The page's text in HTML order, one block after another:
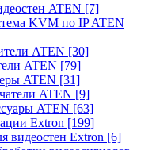
ATEN [7]
KVM по IP ATEN
ATEN [30]
ATEN [79]
ATEN [31]
ATEN [9]
ATEN [63]
Extron [199]
видеостен Extron [6]